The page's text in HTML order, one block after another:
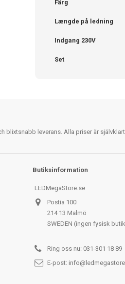
Färg
Længde på ledning
Indgang 230V
Set
leverans. Alla priser är
Butiksinformation
LEDMegaStore.se
Postia 100
214 13 Malmö
SWEDEN (ingen fysisk
Ring oss nu: 031-301 18 89
E-post: